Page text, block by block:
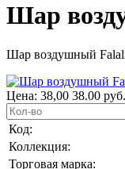
Шар
Шар воздушный
Цена: 38,00 38.00 руб.
Код:
Коллекция:
Торговая марка: